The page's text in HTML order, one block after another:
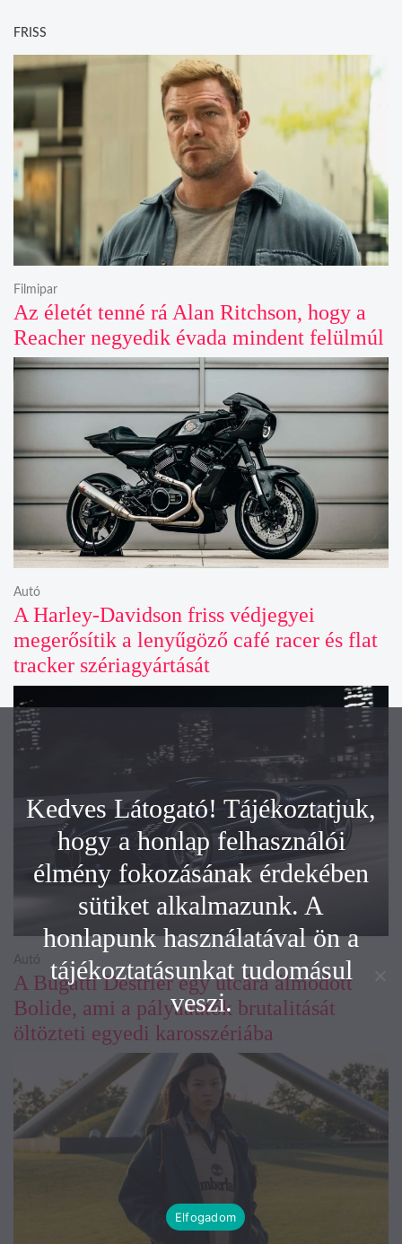
FRISS
Az életét tenné rá Alan Ritchson, hogy a
Reacher negyedik évada mindent felülmúl
Filmipar
A Harley-Davidson friss védjegyei
megerősítik a lenyűgöző café racer és flat
tracker szériagyártását
Autó
A Bugatti Destrier egy utcára álmodott
Bolide, ami a pályaautók brutalitását
öltözteti egyedi karosszériába
Autó
Kedves Látogató! Tájékoztatjuk,
hogy a honlap felhasználói
élmény fokozásának érdekében
sütiket alkalmazunk. A
honlapunk használatával ön a
tájékoztatásunkat tudomásul
veszi.
Elfogadom